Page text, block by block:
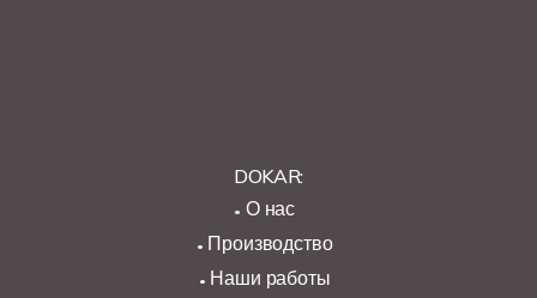
DOKAR:
О нас
Производство
Наши работы